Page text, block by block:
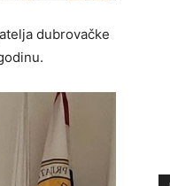
dubrovačke